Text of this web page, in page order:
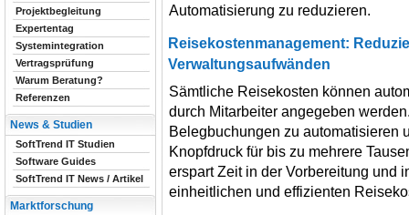
Automatisierung zu reduzieren.
Reisekostenmanagement:
Verwaltungsaufwänden
Sämtliche Reisekosten können
durch Mitarbeiter angegeben
Belegbuchungen zu automatisieren
Knopfdruck für bis zu mehrere
erspart Zeit in der Vorbereitung und
einheitlichen und effizienten
Projektbegleitung
Expertentag
Systemintegration
Vertragsprüfung
Warum Beratung?
Referenzen
News & Studien
SoftTrend IT Studien
Software Guides
SoftTrend IT News / Artikel
Marktforschung